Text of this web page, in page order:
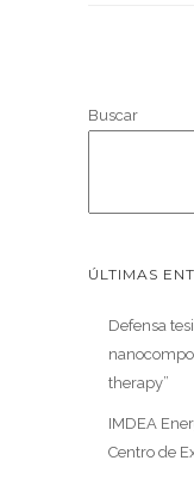
Buscar
ÚLTIMAS
Defensa
therapy”
IMDEA
Centro de